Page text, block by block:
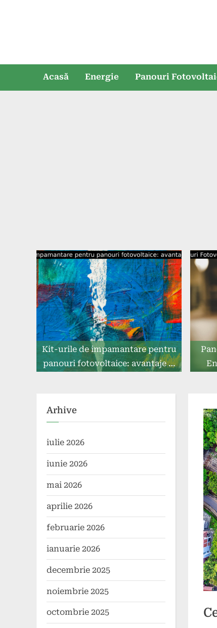
Acasă Energie Panouri
Kit-urile de impamantare pentru
panouri fotovoltaice: avantaje și
Arhive
iulie 2026
iunie 2026
mai 2026
aprilie 2026
februarie 2026
ianuarie 2026
decembrie 2025
noiembrie 2025
octombrie 2025